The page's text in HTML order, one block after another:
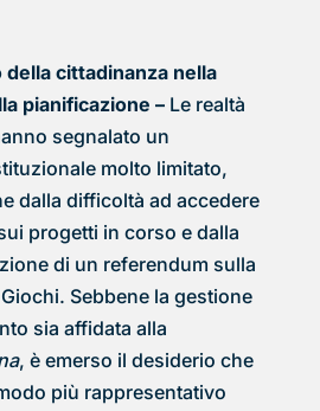
cittadinanza nella
pianificazione – Le realtà
segnalato un
molto limitato,
dalla difficoltà ad accedere
progetti in corso e dalla
di un referendum sulla
Sebbene la gestione
sia affidata alla
, è emerso il desiderio che
più rappresentativo